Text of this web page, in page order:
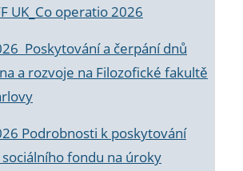
UK_Co operatio 2026
Poskytování a čerpání dnů
a rozvoje na Filozofické fakultě
Podrobnosti k poskytování
fondu na úroky